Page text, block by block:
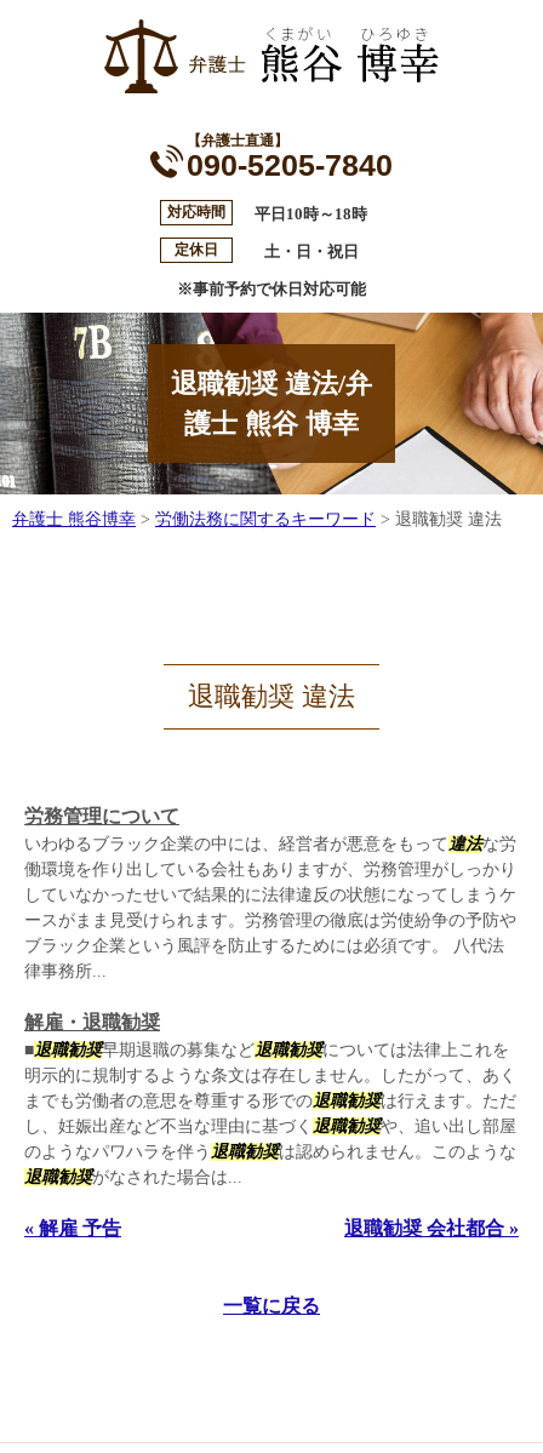
【弁護士直通】
090-5205-7840
対応時間 平日10時～18時
定休日 土・日・祝日
※事前予約で休日対応可能
退職勧奨 違法/弁
護士 熊谷 博幸
弁護士 熊谷博幸 > 労働法務に関するキーワード > 退職勧奨 違法
退職勧奨 違法
労務管理について
いわゆるブラック企業の中には、経営者が悪意をもって違法な労
働環境を作り出している会社もありますが、労務管理がしっかり
していなかったせいで結果的に法律違反の状態になってしまうケ
ースがまま見受けられます。労務管理の徹底は労使紛争の予防や
ブラック企業という風評を防止するためには必須です。 八代法
律事務所...
解雇・退職勧奨
■退職勧奨早期退職の募集など退職勧奨については法律上これを
明示的に規制するような条文は存在しません。したがって、あく
までも労働者の意思を尊重する形での退職勧奨は行えます。ただ
し、妊娠出産など不当な理由に基づく 退職勧奨や、追い出し部屋
のようなパワハラを伴う 退職勧奨は認められません。このような
退職勧奨がなされた場合は...
« 解雇 予告 退職勧奨 会社都合 »
一覧に戻る